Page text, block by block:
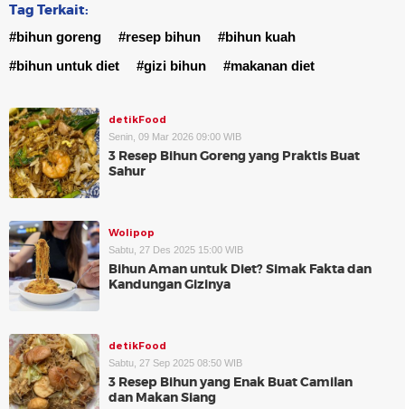
Tag Terkait:
#bihun goreng #resep bihun
#bihun kuah
#bihun untuk diet
#gizi bihun #makanan diet
detikFood
Senin, 09 Mar 2026 09:00 WIB
3 Resep Bihun Goreng yang Praktis Buat
Sahur
Wolipop
Sabtu, 27 Des 2025 15:00 WIB
Bihun Aman untuk Diet? Simak Fakta dan
Kandungan Gizinya
detikFood
Sabtu, 27 Sep 2025 08:50 WIB
3 Resep Bihun yang Enak Buat Camilan
dan Makan Siang